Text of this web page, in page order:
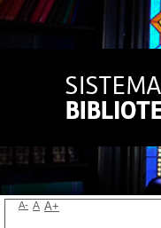
A- A A+